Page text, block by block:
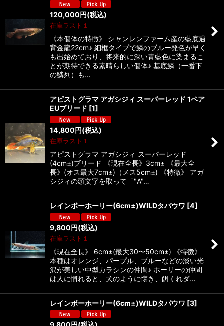
120,000円(税込)
在庫ラスト１
《本個体の特徴》 シャンレンファーム産の藍底過
背金龍22cm♪ 細框タイプで鱗のブルー発色が早く
も出始めており、将来的に深い青藍色に染まるこ
とが期待できる素晴らしい個体♪ 基底鱗（一番下
の鱗列）も…
アピストグラマ アガシジィ スーパーレッド 1ペア
EUブリード [1]
14,800円(税込)
在庫ラスト１
アピストグラマ アガシジィ スーパーレッド
(4cm±)ブリード 《現在全長》3cm± 《最大全
長》(オス最大7cm±)（メス5cm±) 《特徴》 アガ
シジィの頭文字を取って「"A"…
レインボーホーリー(6cm±)WILDタパウワ [4]
9,800円(税込)
在庫ラスト１
《現在全長》 6cm±(最大30〜50cm±) 《特徴》
本種はオレンジ、パープル、ブルーなどの淡い光
沢が美しい中型カラシンの仲間♪ ホーリーの仲間
は人に慣れると、犬のように懐き、餌くれダ…
レインボーホーリー(6cm±)WILDタパウワ [3]